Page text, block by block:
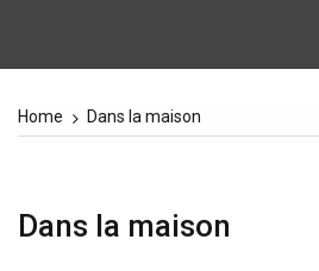
Home Dans la maison
Dans la maison